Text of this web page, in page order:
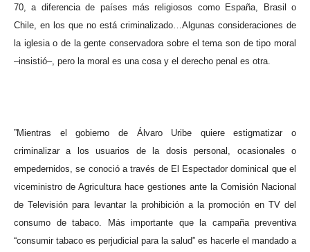
70, a diferencia de países más religiosos como España, Brasil o
Chile, en los que no está criminalizado…Algunas consideraciones de
la iglesia o de la gente conservadora sobre el tema son de tipo moral
–insistió–, pero la moral es una cosa y el derecho penal es otra.
”Mientras el gobierno de Álvaro Uribe quiere estigmatizar o
criminalizar a los usuarios de la dosis personal, ocasionales o
empedernidos, se conoció a través de El Espectador dominical que el
viceministro de Agricultura hace gestiones ante la Comisión Nacional
de Televisión para levantar la prohibición a la promoción en TV del
consumo de tabaco. Más importante que la campaña preventiva
“consumir tabaco es perjudicial para la salud” es hacerle el mandado a